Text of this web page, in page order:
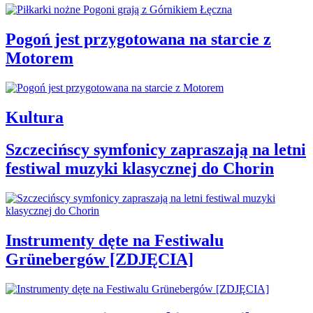
Pogoń jest przygotowana na starcie z
Motorem
Kultura
Szczecińscy symfonicy zapraszają na letni
festiwal muzyki klasycznej do Chorin
Instrumenty dęte na Festiwalu
Grünebergów [ZDJĘCIA]